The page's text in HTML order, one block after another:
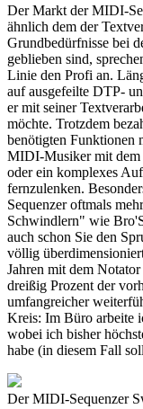
Der Markt der MIDI-
ähnlich dem der
Grundbedürfnisse bei
geblieben sind,
Linie den Profi an.
auf ausgefeilte DTP-
er mit seiner
möchte. Trotzdem
benötigten Funktionen
MIDI-Musiker mit dem
oder ein komplexes
fernzulenken.
Sequenzer oftmals
Schwindlern" wie
auch schon Sie den
völlig
Jahren mit dem
dreißig Prozent der
umfangreicher
Kreis: Im Büro arbeite
wobei ich bisher
habe (in diesem Fall
Der MIDI-Sequenzer